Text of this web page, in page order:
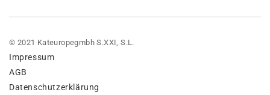
© 2021 Kateuropegmbh S.XXI, S.L.
Impressum
AGB
Datenschutzerklärung